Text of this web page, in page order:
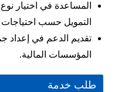
المساعدة في اختيار
التمويل حسب
تقديم الدعم في إعداد
المؤسسات المالية.
طلب خدمة